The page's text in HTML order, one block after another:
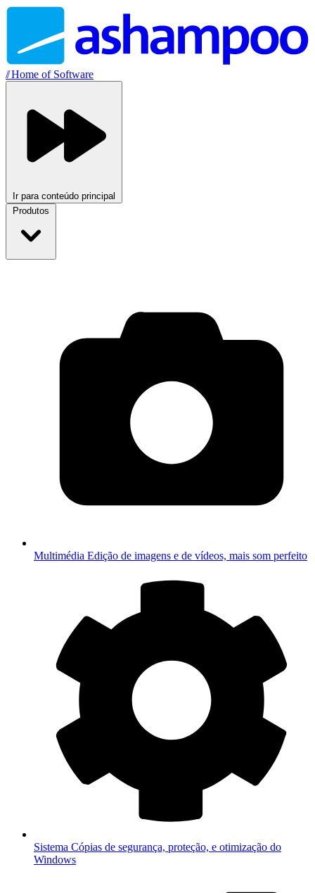
//Home of Software
Ir para conteúdo principal
Produtos
Multimédia Edição de imagens e de vídeos, mais som perfeito
Sistema Cópias de segurança, proteção, e otimização do
Windows